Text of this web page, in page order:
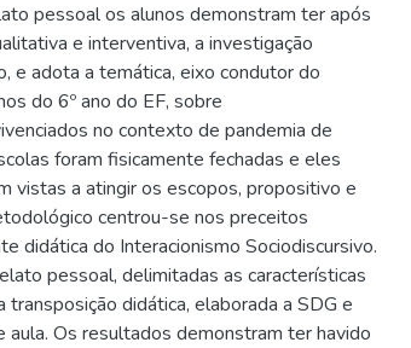
pessoal os alunos demonstram ter após
e interventiva, a investigação
e adota a temática, eixo condutor do
do 6º ano do EF, sobre
no contexto de pandemia de
foram fisicamente fechadas e eles
vistas a atingir os escopos, propositivo e
centrou-se nos preceitos
didática do Interacionismo Sociodiscursivo.
pessoal, delimitadas as características
didática, elaborada a SDG e
Os resultados demonstram ter havido